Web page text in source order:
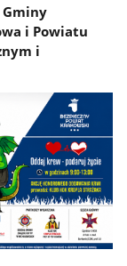
i Powiatu
i